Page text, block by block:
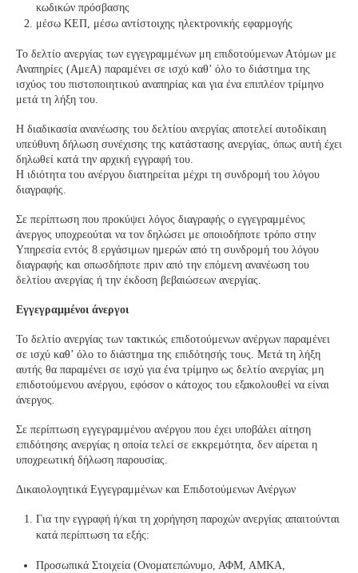
κωδικών πρόσβασης
μέσω ΚΕΠ, μέσω αντίστοιχης ηλεκτρονικής εφαρμογής
Το δελτίο ανεργίας των εγγεγραμμένων μη επιδοτούμενων Ατόμων με
Αναπηρίες (ΑμεΑ) παραμένει σε ισχύ καθ’ όλο το διάστημα της
ισχύος του πιστοποιητικού αναπηρίας και για ένα επιπλέον τρίμηνο
μετά τη λήξη του.
Η διαδικασία ανανέωσης του δελτίου ανεργίας αποτελεί αυτοδίκαιη
υπεύθυνη δήλωση συνέχισης της κατάστασης ανεργίας, όπως αυτή έχει
δηλωθεί κατά την αρχική εγγραφή του.
Η ιδιότητα του ανέργου διατηρείται μέχρι τη συνδρομή του λόγου
διαγραφής.
Σε περίπτωση που προκύψει λόγος διαγραφής ο εγγεγραμμένος
άνεργος υποχρεούται να τον δηλώσει με οποιοδήποτε τρόπο στην
Υπηρεσία εντός 8 εργάσιμων ημερών από τη συνδρομή του λόγου
διαγραφής και οπωσδήποτε πριν από την επόμενη ανανέωση του
δελτίου ανεργίας ή την έκδοση βεβαιώσεων ανεργίας.
Εγγεγραμμένοι άνεργοι
Το δελτίο ανεργίας των τακτικώς επιδοτούμενων ανέργων παραμένει
σε ισχύ καθ’ όλο το διάστημα της επιδότησής τους. Μετά τη λήξη
αυτής θα παραμένει σε ισχύ για ένα τρίμηνο ως δελτίο ανεργίας μη
επιδοτούμενου ανέργου, εφόσον ο κάτοχος του εξακολουθεί να είναι
άνεργος.
Σε περίπτωση εγγεγραμμένου ανέργου που έχει υποβάλει αίτηση
επιδότησης ανεργίας η οποία τελεί σε εκκρεμότητα, δεν αίρεται η
υποχρεωτική δήλωση παρουσίας.
Δικαιολογητικά Εγγεγραμμένων και Επιδοτούμενων Ανέργων
Για την εγγραφή ή/και τη χορήγηση παροχών ανεργίας απαιτούνται
κατά περίπτωση τα εξής:
Προσωπικά Στοιχεία (Ονοματεπώνυμο, ΑΦΜ, ΑΜΚΑ,